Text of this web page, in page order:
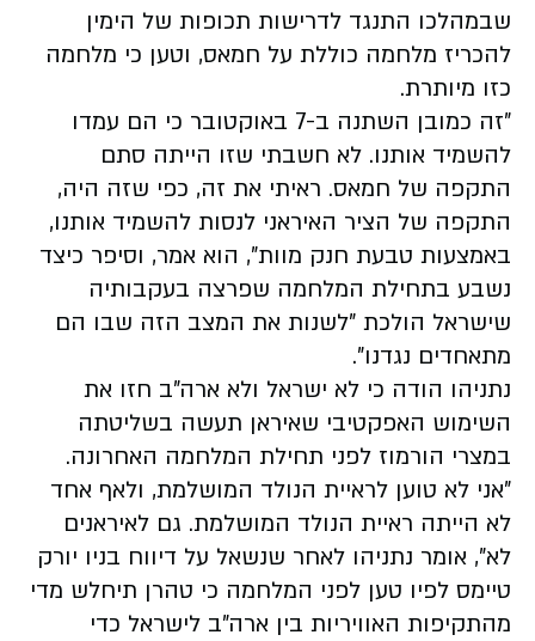
שבמהלכו התנגד לדרישות תכופות של הימין
להכריז מלחמה כוללת על חמאס, וטען כי מלחמה
כזו מיותרת.
"זה כמובן השתנה ב-7 באוקטובר כי הם עמדו
להשמיד אותנו. לא חשבתי שזו הייתה סתם
התקפה של חמאס. ראיתי את זה, כפי שזה היה,
התקפה של הציר האיראני לנסות להשמיד אותנו,
באמצעות טבעת חנק מוות", הוא אמר, וסיפר כיצד
נשבע בתחילת המלחמה שפרצה בעקבותיה
שישראל הולכת "לשנות את המצב הזה שבו הם
מתאחדים נגדנו".
נתניהו הודה כי לא ישראל ולא ארה"ב חזו את
השימוש האפקטיבי שאיראן תעשה בשליטתה
במצרי הורמוז לפני תחילת המלחמה האחרונה.
"אני לא טוען לראיית הנולד המושלמת, ולאף אחד
לא הייתה ראיית הנולד המושלמת. גם לאיראנים
לא", אומר נתניהו לאחר שנשאל על דיווח בניו יורק
טיימס לפיו טען לפני המלחמה כי טהרן תיחלש מדי
מהתקיפות האוויריות בין ארה"ב לישראל כדי